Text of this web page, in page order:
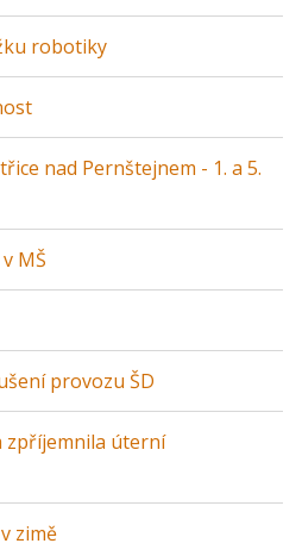
robotiky
nad Pernštejnem - 1. a 5.
MŠ
provozu ŠD
zpříjemnila úterní
zimě